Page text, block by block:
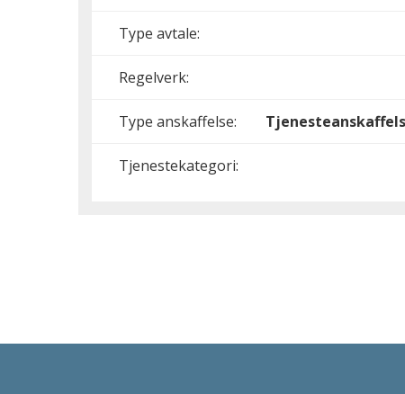
Type avtale:
Regelverk:
Type anskaffelse:
Tjenestekategori: